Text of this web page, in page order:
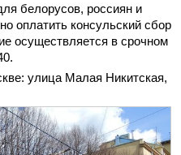
белорусов, россиян и
оплатить консульский сбор
осуществляется в срочном
улица Малая Никитская,